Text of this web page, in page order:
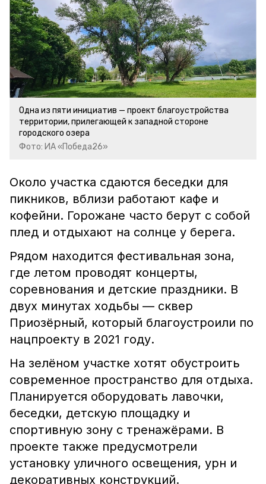
Одна из пяти инициатив — проект благоустройства
территории, прилегающей к западной стороне
городского озера
Фото: ИА «Победа26»
Около участка сдаются беседки для
пикников, вблизи работают кафе и
кофейни. Горожане часто берут с собой
плед и отдыхают на солнце у берега.
Рядом находится фестивальная зона,
где летом проводят концерты,
соревнования и детские праздники. В
двух минутах ходьбы — сквер
Приозёрный, который благоустроили по
нацпроекту в 2021 году.
На зелёном участке хотят обустроить
современное пространство для отдыха.
Планируется оборудовать лавочки,
беседки, детскую площадку и
спортивную зону с тренажёрами. В
проекте также предусмотрели
установку уличного освещения, урн и
декоративных конструкций.